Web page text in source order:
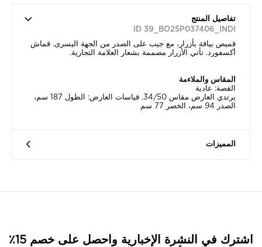
تفاصيل المنتج
ID 39_BO25P037406_INDI
قميص بياقة بأزرار، مع جيب على الصدر من الجهة اليسرى. قماش
أكسفورد. تأتي الأزرار مصممة بشعار العلامة التجارية.
المقاس والملاءمة
القصة: عادية
يرتدي العارض مقاس 34/50. قياسات العارض: الطول 187 سم،
الصدر 94 سم، الخصر 77 سم
المميزات
اشترك في النشرة الإخبارية واحصل على خصم 15٪